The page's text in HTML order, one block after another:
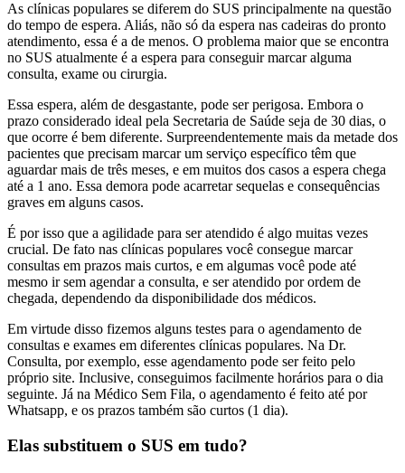
As clínicas populares se diferem do SUS principalmente na questão
do tempo de espera. Aliás, não só da espera nas cadeiras do pronto
atendimento, essa é a de menos. O problema maior que se encontra
no SUS atualmente é a espera para conseguir marcar alguma
consulta, exame ou cirurgia.
Essa espera, além de desgastante, pode ser perigosa. Embora o
prazo considerado ideal pela Secretaria de Saúde seja de 30 dias, o
que ocorre é bem diferente. Surpreendentemente mais da metade dos
pacientes que precisam marcar um serviço específico têm que
aguardar mais de três meses, e em muitos dos casos a espera chega
até a 1 ano. Essa demora pode acarretar sequelas e consequências
graves em alguns casos.
É por isso que a agilidade para ser atendido é algo muitas vezes
crucial. De fato nas clínicas populares você consegue marcar
consultas em prazos mais curtos, e em algumas você pode até
mesmo ir sem agendar a consulta, e ser atendido por ordem de
chegada, dependendo da disponibilidade dos médicos.
Em virtude disso fizemos alguns testes para o agendamento de
consultas e exames em diferentes clínicas populares. Na Dr.
Consulta, por exemplo, esse agendamento pode ser feito pelo
próprio site. Inclusive, conseguimos facilmente horários para o dia
seguinte. Já na Médico Sem Fila, o agendamento é feito até por
Whatsapp, e os prazos também são curtos (1 dia).
Elas substituem o SUS em tudo?